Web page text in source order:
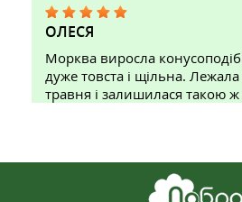
ОЛЕСЯ
Морква виросла
дуже товста і щільна. Лежала
травня і залишилася такою